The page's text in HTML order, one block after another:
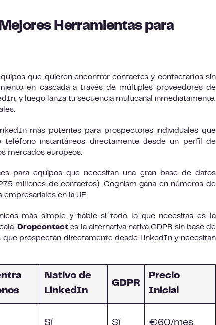
Herramientas para
que quieren encontrar contactos y contactarlos sin
en cascada a través de múltiples proveedores de
y luego lanza tu secuencia multicanal inmediatamente.
más potentes para prospectores individuales que
teléfono instantáneos directamente desde un perfil de
mercados europeos.
para equipos que necesitan una gran base de datos
millones de contactos), Cognism gana en números de
en la UE.
más simple y fiable si todo lo que necesitas es la
Dropcontact es la alternativa nativa GDPR sin base de
que prospectan directamente desde LinkedIn y necesitan
Nativo de
LinkedIn
GDPR
Precio
Inicial
Sí Sí €60/mes